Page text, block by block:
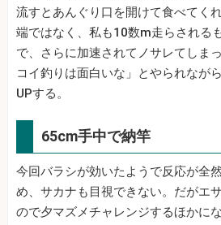
流すとあんぐり口を開けて食べてく
端ではなく、私も10数m走らされる
で、さらに加速されてノサレてしま
コイ釣りは面白いな」とやられなが
UPする。
65cm手中で納竿
今回バラシが効いたようで反応が全
め、サカナも目視できない。だがエ
ので夕マズメチャレンジするほかにな